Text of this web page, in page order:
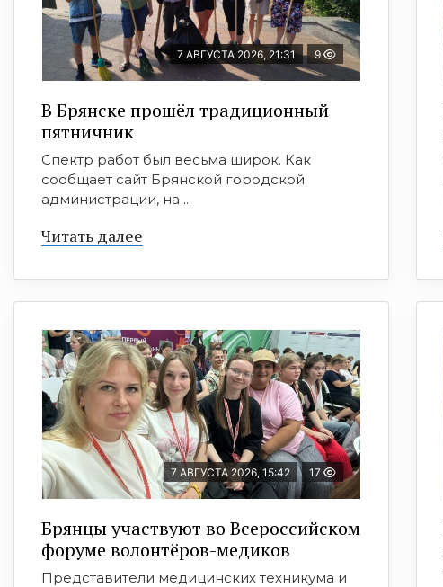
7 АВГУСТА 2026, 21:31 9
В Брянске прошёл традиционный
пятничник
Спектр работ был весьма широк. Как
сообщает сайт Брянской городской
администрации, на ...
Читать далее
7 АВГУСТА 2026, 15:42 17
Брянцы участвуют во Всероссийском
форуме волонтёров-медиков
Представители медицинских техникума и